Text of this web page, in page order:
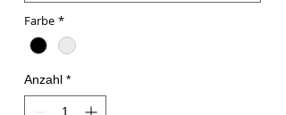
Farbe *
Anzahl *